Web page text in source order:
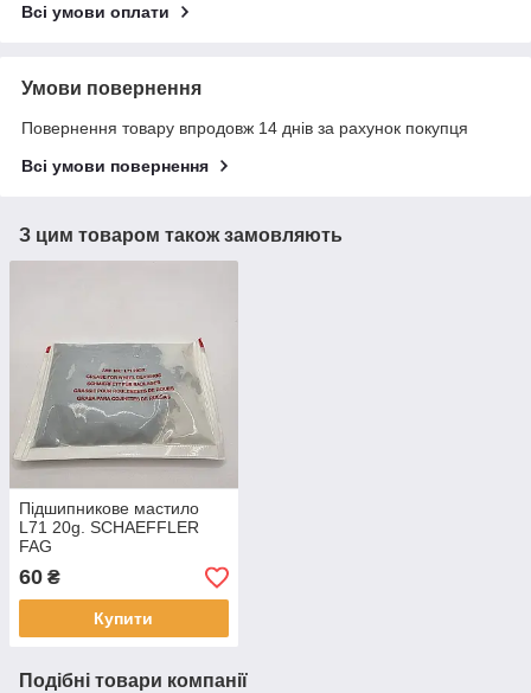
Всі умови оплати
Умови повернення
Повернення товару впродовж 14 днів за рахунок покупця
Всі умови повернення
З цим товаром також замовляють
Підшипникове мастило
L71 20g. SCHAEFFLER
FAG
60 ₴
Купити
Подібні товари компанії